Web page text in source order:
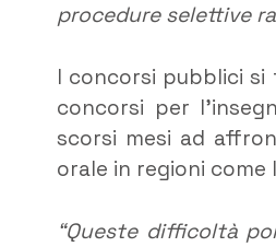
procedure selettive
I concorsi pubblici
concorsi per
scorsi mesi ad
orale in regioni come
“Queste difficoltà